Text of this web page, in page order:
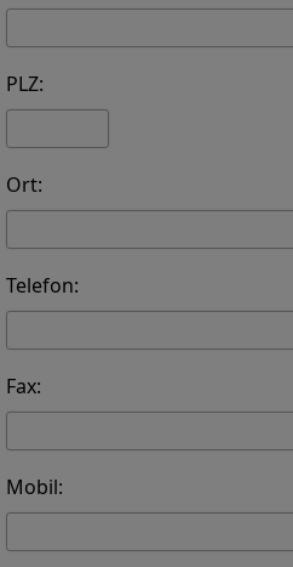
PLZ:
Ort:
Telefon:
Fax:
Mobil: